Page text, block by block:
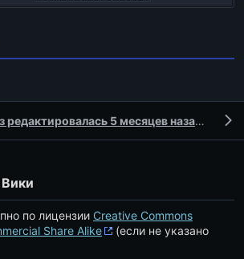
Последний раз редактировалась 5 месяцев назад
по лицензии Creative Commons
Share Alike
(если не указано